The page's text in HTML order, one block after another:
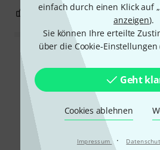
einfach durch einen Klick auf
anzeigen).
Sie können Ihre erteilte
über die Cookie-Einstellungen
Geht
Cookies ablehnen
Impressum ·
1 BEWERTUNG
Alle Bewertungen
Schon
Alle Ratgeber